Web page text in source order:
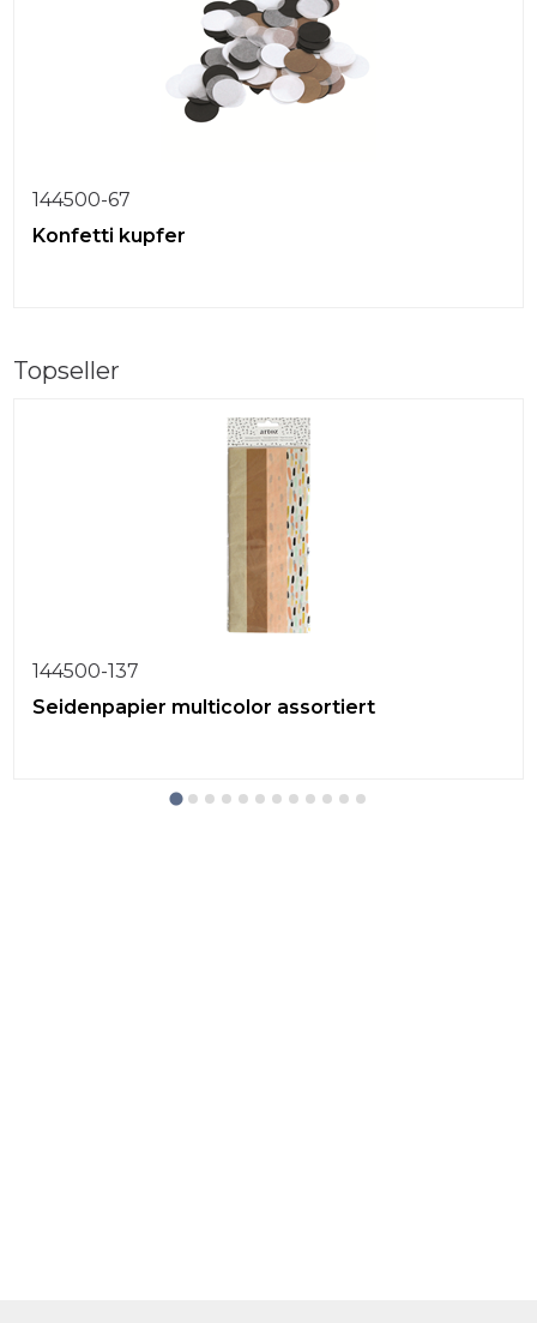
144500-67
Konfetti kupfer
Topseller
144500-137
Seidenpapier multicolor assortiert